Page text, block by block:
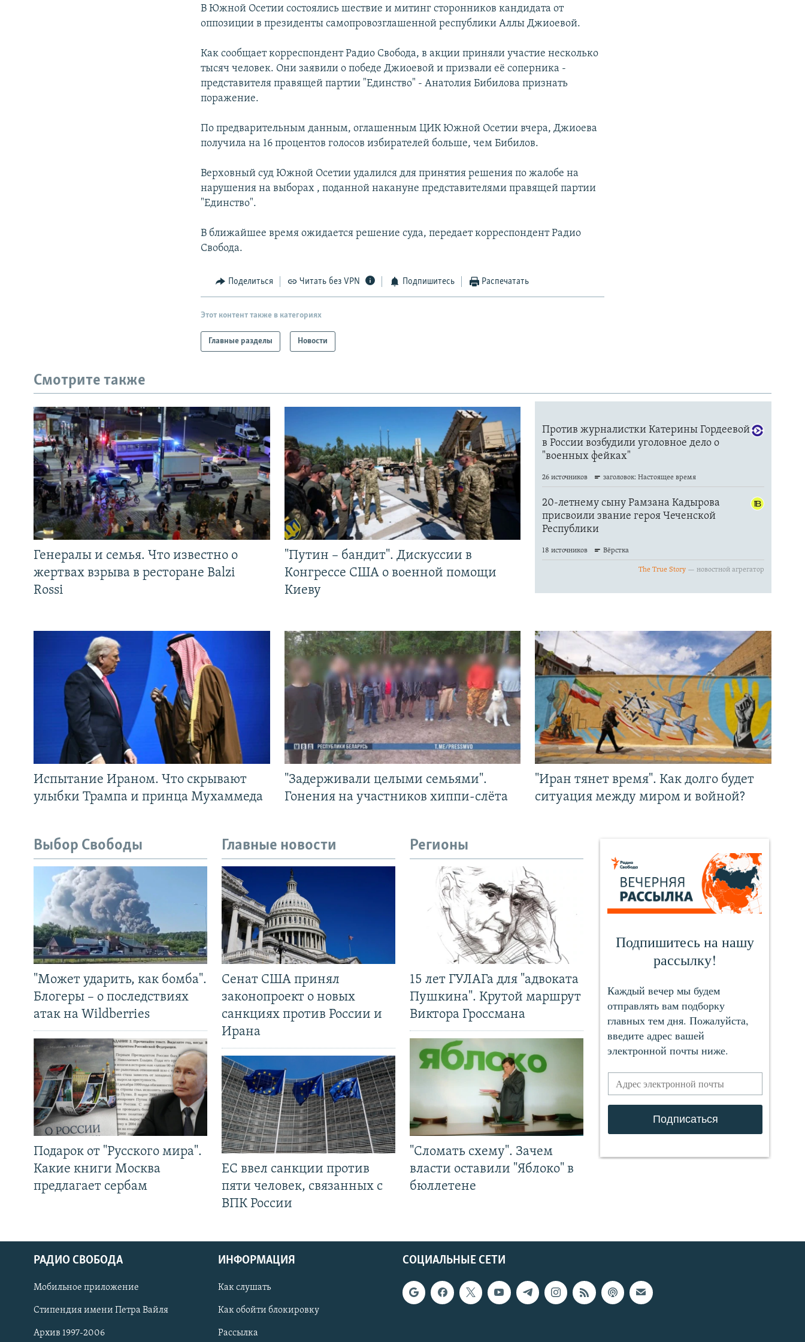
СОЦИАЛЬНЫЕ СЕТИ
В Южной Осетии состоялись шествие и митинг сторонников кандидата от
оппозиции в президенты самопровозглашенной республики Аллы Джиоевой.
Как сообщает корреспондент Радио Свобода, в акции приняли участие несколько
тысяч человек. Они заявили о победе Джиоевой и призвали её соперника -
представителя правящей партии "Единство" - Анатолия Бибилова признать
поражение.
По предварительным данным, оглашенным ЦИК Южной Осетии вчера, Джиоева
получила на 16 процентов голосов избирателей больше, чем Бибилов.
Верховный суд Южной Осетии удалился для принятия решения по жалобе на
нарушения на выборах , поданной накануне представителями правящей партии
"Единство".
В ближайшее время ожидается решение суда, передает корреспондент Радио
Свобода.
Поделиться Читать без VPN Подпишитесь Распечатать
Этот контент также в категориях
Главные разделы Новости
Смотрите также
Генералы и семья. Что известно о
жертвах взрыва в ресторане Balzi
Rossi
"Путин – бандит". Дискуссии в
Конгрессе США о военной помощи
Киеву
Испытание Ираном. Что скрывают
улыбки Трампа и принца Мухаммеда
"Задерживали целыми семьями".
Гонения на участников хиппи-слёта
"Иран тянет время". Как долго будет
ситуация между миром и войной?
Выбор Свободы
"Может ударить, как бомба".
Блогеры – о последствиях
атак на Wildberries
Подарок от "Русского мира".
Какие книги Москва
предлагает сербам
Главные новости
Сенат США принял
законопроект о новых
санкциях против России и
Ирана
ЕС ввел санкции против
пяти человек, связанных с
ВПК России
Регионы
15 лет ГУЛАГа для "адвоката
Пушкина". Крутой маршрут
Виктора Гроссмана
"Сломать схему". Зачем
власти оставили "Яблоко" в
бюллетене
СОЦИАЛЬНЫЕ СЕТИ
РАДИО СВОБОДА
Мобильное приложение
Стипендия имени Петра Вайля
Архив 1997-2006
ИНФОРМАЦИЯ
Как слушать
Как обойти блокировку
Рассылка